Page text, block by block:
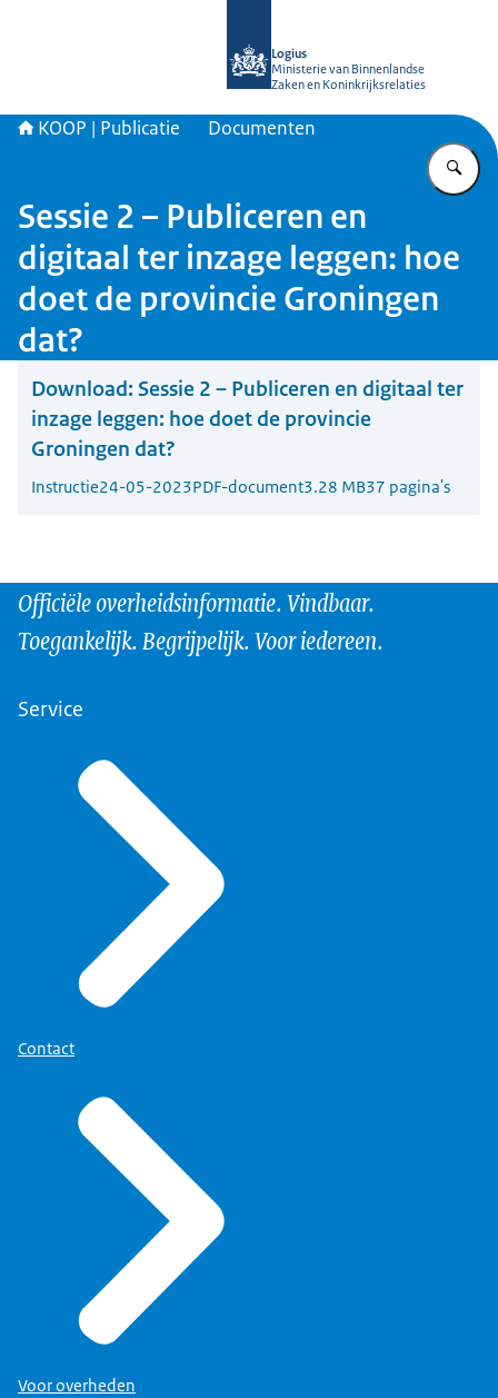
Logius
Ministerie van Binnenlandse
Zaken en Koninkrijksrelaties
KOOP | Publicatie Documenten
Sessie 2 – Publiceren en
digitaal ter inzage leggen: hoe
doet de provincie Groningen
dat?
Download: Sessie 2 – Publiceren en digitaal ter
inzage leggen: hoe doet de provincie
Groningen dat?
Instructie24-05-2023PDF-document3.28 MB37 pagina's
Officiële overheidsinformatie. Vindbaar.
Toegankelijk. Begrijpelijk. Voor iedereen.
Service
Contact
Voor overheden